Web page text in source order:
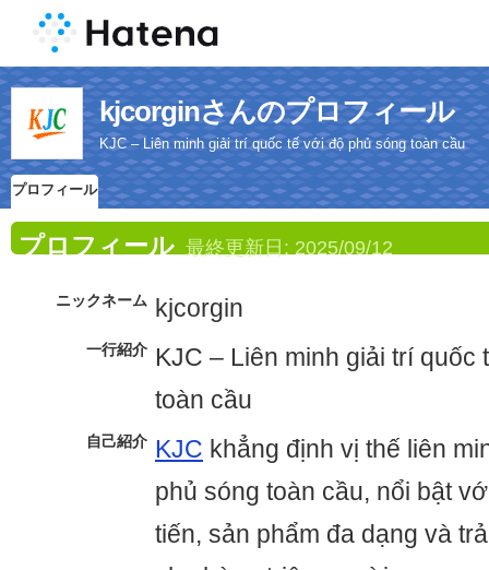
kjcorginさんのプロフィール
KJC – Liên minh giải trí quốc tế với độ phủ sóng toàn cầu
プロフィール
プロフィール 最終更新日: 2025/09/12
ニックネーム kjcorgin
一行紹介 KJC – Liên minh giải trí quốc
toàn cầu
自己紹介 KJC khẳng định vị thế liên
phủ sóng toàn cầu, nổi bật
tiến, sản phẩm đa dạng và